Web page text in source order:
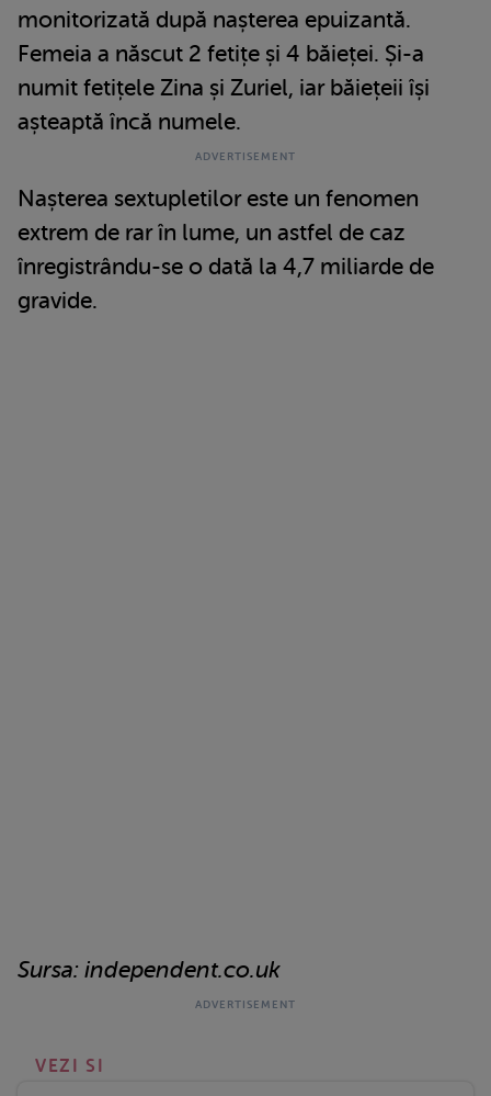
monitorizată după nașterea epuizantă.
Femeia a născut 2 fetițe și 4 băieței. Și-a
numit fetițele Zina și Zuriel, iar băiețeii își
așteaptă încă numele.
Nașterea sextupletilor este un fenomen
extrem de rar în lume, un astfel de caz
înregistrându-se o dată la 4,7 miliarde de
gravide.
Sursa: independent.co.uk
VEZI SI